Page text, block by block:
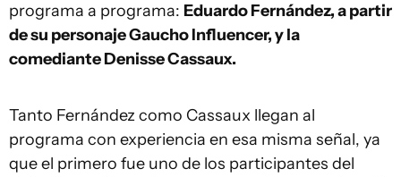
programa a programa: Eduardo Fernández, a partir
de su personaje Gaucho Influencer, y la
comediante Denisse Cassaux.
Tanto Fernández como Cassaux llegan al
programa con experiencia en esa misma señal, ya
que el primero fue uno de los participantes del